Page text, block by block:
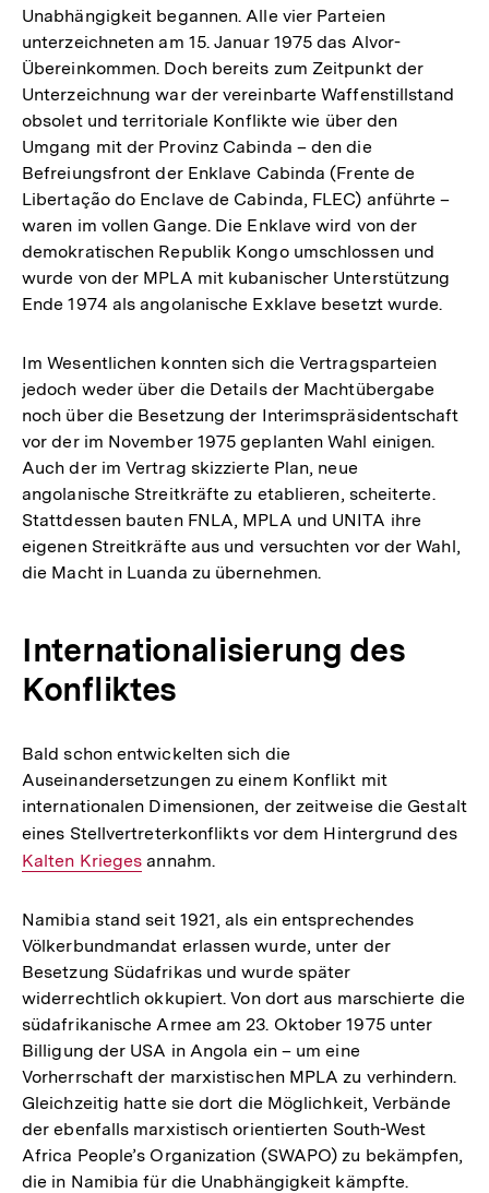
Unabhängigkeit begannen. Alle vier Parteien
unterzeichneten am 15. Januar 1975 das Alvor-
Übereinkommen. Doch bereits zum Zeitpunkt der
Unterzeichnung war der vereinbarte Waffenstillstand
obsolet und territoriale Konflikte wie über den
Umgang mit der Provinz Cabinda – den die
Befreiungsfront der Enklave Cabinda (Frente de
Libertação do Enclave de Cabinda, FLEC) anführte –
waren im vollen Gange. Die Enklave wird von der
demokratischen Republik Kongo umschlossen und
wurde von der MPLA mit kubanischer Unterstützung
Ende 1974 als angolanische Exklave besetzt wurde.
Im Wesentlichen konnten sich die Vertragsparteien
jedoch weder über die Details der Machtübergabe
noch über die Besetzung der Interimspräsidentschaft
vor der im November 1975 geplanten Wahl einigen.
Auch der im Vertrag skizzierte Plan, neue
angolanische Streitkräfte zu etablieren, scheiterte.
Stattdessen bauten FNLA, MPLA und UNITA ihre
eigenen Streitkräfte aus und versuchten vor der Wahl,
die Macht in Luanda zu übernehmen.
Internationalisierung des
Konfliktes
Bald schon entwickelten sich die
Auseinandersetzungen zu einem Konflikt mit
internationalen Dimensionen, der zeitweise die Gestalt
eines Stellvertreterkonflikts vor dem Hintergrund des
Kalten Krieges annahm.
Namibia stand seit 1921, als ein entsprechendes
Völkerbundmandat erlassen wurde, unter der
Besetzung Südafrikas und wurde später
widerrechtlich okkupiert. Von dort aus marschierte die
südafrikanische Armee am 23. Oktober 1975 unter
Billigung der USA in Angola ein – um eine
Vorherrschaft der marxistischen MPLA zu verhindern.
Gleichzeitig hatte sie dort die Möglichkeit, Verbände
der ebenfalls marxistisch orientierten South-West
Africa People’s Organization (SWAPO) zu bekämpfen,
die in Namibia für die Unabhängigkeit kämpfte.